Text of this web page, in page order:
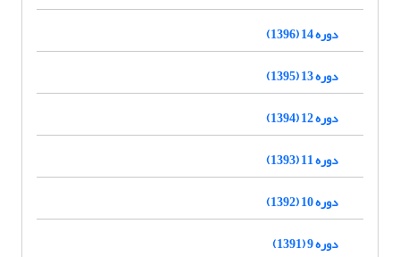
دوره 14 (1396)
دوره 13 (1395)
دوره 12 (1394)
دوره 11 (1393)
دوره 10 (1392)
دوره 9 (1391)